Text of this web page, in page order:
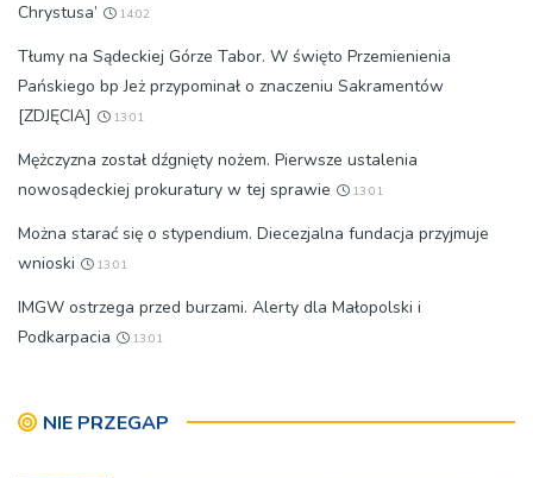
Chrystusa’
14:02
Tłumy na Sądeckiej Górze Tabor. W święto Przemienienia
Pańskiego bp Jeż przypominał o znaczeniu Sakramentów
[ZDJĘCIA]
13:01
Mężczyzna został dźgnięty nożem. Pierwsze ustalenia
nowosądeckiej prokuratury w tej sprawie
13:01
Można starać się o stypendium. Diecezjalna fundacja przyjmuje
wnioski
13:01
IMGW ostrzega przed burzami. Alerty dla Małopolski i
Podkarpacia
13:01
NIE PRZEGAP